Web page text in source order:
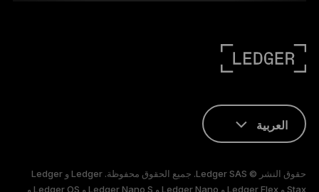
العربية
حقوق النشر © Ledger SAS. جميع الحقوق محفوظة. Ledger و Ledger
Stax و Ledger Flex و Ledger Nano و Ledger Nano S و Ledger OS و